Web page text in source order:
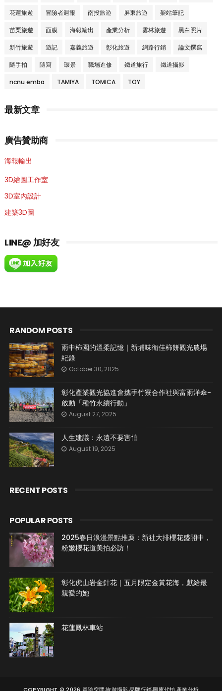
花蓮旅遊 冒險者週報 南投旅遊 屏東旅遊 架站筆記
苗栗旅遊 面膜 海報輸出 產業分析 雲林旅遊 黑白照片
新竹旅遊 遊記 嘉義旅遊 彰化旅遊 網路行銷 論文撰寫
隨手拍 隨寫 環景 職場進修 鐵道旅行 鐵道攝影
ncnu emba TAMIYA TOMICA TOY
最新文章
廣告贊助商
海報輸出
3D繪圖工作室
3D室內設計
建築3D圖
LINE@ 加好友
RANDOM POSTS
雨中柿園的溫柔記憶｜新埔味衛佳柿餅觀光農場
紀錄
October 30, 2025
彰化產業觀光協進會攜手竹寮合作社與富雨洋傘-
啟動「種竹永續行動」
August 27, 2025
人生建議：永遠不要害怕
August 19, 2025
RECENT POSTS
POPULAR POSTS
2025春日浪漫景點推薦：新社大排櫻花盛開中，
粉嫩櫻花道美拍必訪！
彰化虎山岩金針花｜五月限定金黃花海，獻給最
親愛的她
花蓮鳳林車站